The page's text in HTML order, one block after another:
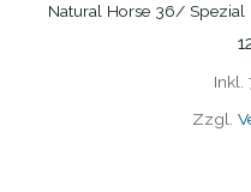
IN
Natural Horse 36/
Inkl.
Zzgl.